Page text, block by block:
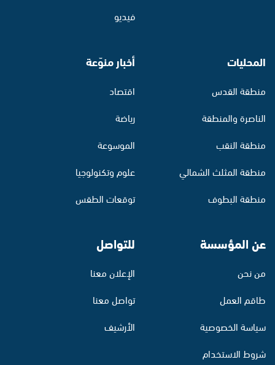
فيديو
المحليات
منطقة القدس
الناصرة والمنطقة
منطقة النقب
منطقة المثلث الشمالي
منطقة البطوف
أخبار منوّعة
اقتصاد
رياضة
الموسوعة
علوم وتكنولوجيا
توقعات الطقس
عن المؤسسة
من نحن
طاقم العمل
سياسة الخصوصية
شروط الاستخدام
للتواصل
الإعلان معنا
تواصل معنا
الأرشيف